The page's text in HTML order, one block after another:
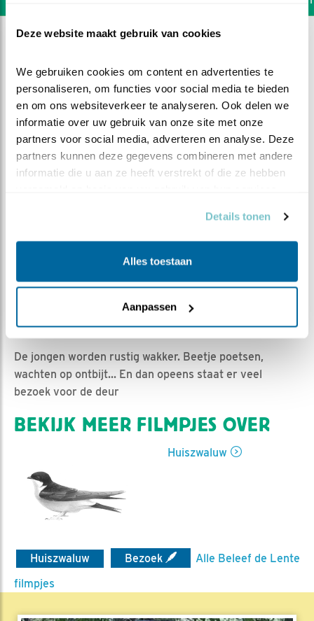
Deze website maakt gebruik van cookies
We gebruiken cookies om content en advertenties te
personaliseren, om functies voor social media te bieden
en om ons websiteverkeer te analyseren. Ook delen we
informatie over uw gebruik van onze site met onze
partners voor social media, adverteren en analyse. Deze
partners kunnen deze gegevens combineren met andere
informatie die u aan ze heeft verstrekt of die ze hebben
Details tonen
Alles toestaan
Aanpassen
Zondag is geen rustdag
Nella | Geplaatst op 25 augustus 2019, 6:58 |
leuk| Bewaar dit filmpje|
1075x
De jongen worden rustig wakker. Beetje poetsen,
wachten op ontbijt... En dan opeens staat er veel
bezoek voor de deur
BEKIJK MEER FILMPJES OVER
Huiszwaluw
Huiszwaluw Bezoek
Alle Beleef de Lente
filmpjes